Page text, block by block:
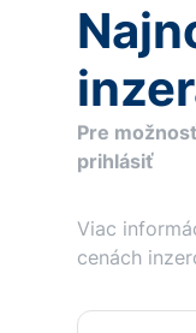
Pre
prihlásiť
Viac
cenách